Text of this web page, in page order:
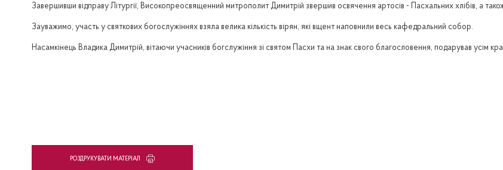
Завершивши відправу Літургії, Високопреосвященний митрополит Димитрій звершив освячення артосів - Пасхальних хлібів, а
Зауважимо, участь у святкових богослужіннях взяла велика кількість вірян, які вщент наповнили весь кафедральний собор.
Насамкінець Владика Димитрій, вітаючи учасників богслужіння зі святом Пасхи та на знак свого благословення, подарував усім
PОЗДРУКУВАТИ МАТЕРІАЛ